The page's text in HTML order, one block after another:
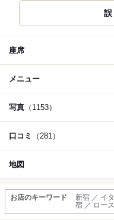
誤
座席
メニュー
写真 （1153）
口コミ （281）
地図
お店のキーワード
新宿 ／ イ
宿 ／ ロー